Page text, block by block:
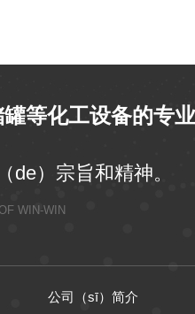
等化工设备的专业
de）宗旨和精神。
WIN-WIN
公司（sī）简介